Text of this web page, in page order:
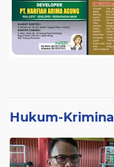
Hukum-Kriminal